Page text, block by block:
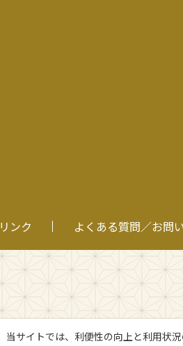
ンク よくある質問／お問
当サイトでは、利便性の向上と利用状